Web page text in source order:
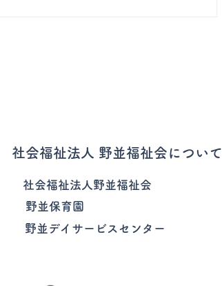
社会福祉法人 野並福祉会について
社会福祉法人野並福祉会
野並保育園
野並デイサービスセンター